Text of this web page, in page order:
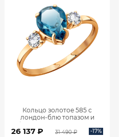
Кольцо золотое 585 с
лондон‑блю топазом и
фианитами 1101174-00740
26 137 ₽ 31 490 ₽ -17%